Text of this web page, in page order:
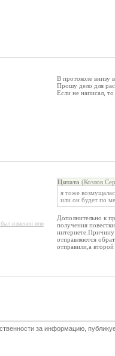
В протоколе внизу
Прошу дело для
Если не написал,
был изменен или
Цитата (Козлов
я тоже
или он будет по
Дополнительно к
получения
отправляются
отправили,а
за информацию,